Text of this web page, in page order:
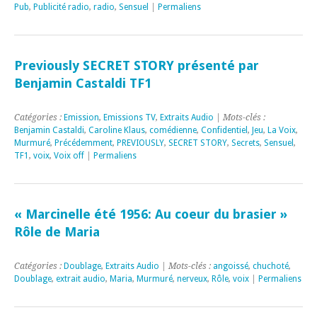
Pub, Publicité radio, radio, Sensuel Permaliens
Previously SECRET STORY présenté par
Benjamin Castaldi TF1
Catégories : Emission, Emissions TV, Extraits Audio | Mots-clés :
Benjamin Castaldi, Caroline Klaus, comédienne, Confidentiel , Jeu, La Voix,
Murmuré, Précédemment, PREVIOUSLY, SECRET STORY, Secrets, Sensuel ,
TF1 , voix, Voix off Permaliens
« Marcinelle été 1956: Au coeur du brasier »
Rôle de Maria
Catégories : Doublage, Extraits Audio | Mots-clés : angoissé, chuchoté,
Doublage, extrait audio, Maria, Murmuré, nerveux, Rôle, voix Permaliens